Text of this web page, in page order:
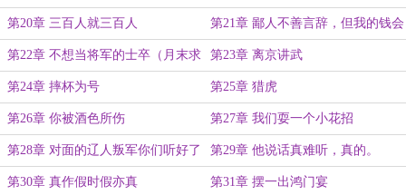
第20章 三百人就三百人 第21章 鄙人不善言辞，但我的钱会
为我说话
第22章 不想当将军的士卒（月末求
下月票）
第23章 离京讲武
第24章 摔杯为号 第25章 猎虎
第26章 你被酒色所伤 第27章 我们耍一个小花招
第28章 对面的辽人叛军你们听好了 第29章 他说话真难听，真的。
第30章 真作假时假亦真 第31章 摆一出鸿门宴